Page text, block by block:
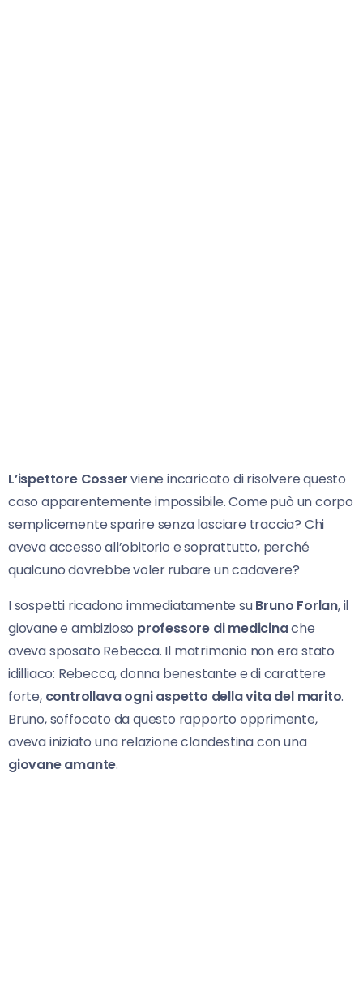
L’ispettore Cosserviene incaricato di risolvere questo
caso apparentemente impossibile. Come può un corpo
semplicemente sparire senza lasciare traccia? Chi
aveva accesso all’obitorio e soprattutto, perché
qualcuno dovrebbe voler rubare un cadavere?
I sospetti ricadono immediatamente suBruno Forlan, il
giovane e ambizioso professore di medicinache
aveva sposato Rebecca. Il matrimonio non era stato
idilliaco: Rebecca, donna benestante e di carattere
forte, controllava ogni aspetto della vita del marito.
Bruno, soffocato da questo rapporto opprimente,
aveva iniziato una relazione clandestina con una
giovane amante.